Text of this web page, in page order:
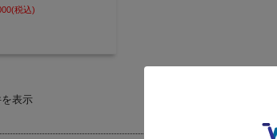
るドローストリング
affa(アジリティ
(税込)
表示